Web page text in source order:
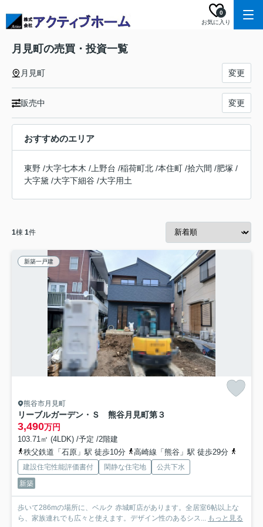
お気に入り
0
月見町の売買・投資一覧
月見町 変更
販売中 変更
おすすめのエリア
東野 /大字七本木 / 上野台 /稲荷町北 /本住町 /拾六間 /肥塚 /
大字黛 /大字下細谷 /大字用土
1棟 1件
新築一戸建
熊谷市月見町
リーブルガーデン・Ｓ 熊谷月見町第３
3,490万円
103.71㎡ (4LDK) /予定 /2階建
秩父鉄道「石原」駅 徒歩10分
高崎線「熊谷」駅 徒歩29分
建設住宅性能評価書付 閑静な住宅地
公共下水
新築
歩いて286mの場所に、ベルク 赤城町店があります。全居室6帖以上な
ら、家族連れでも広々と使えます。デザイン性のあるシス... もっと見る